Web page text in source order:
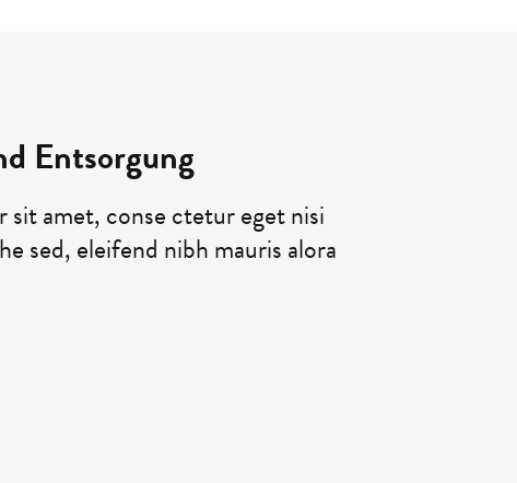
Entsorgung
sit amet, conse ctetur eget nisi
sed, eleifend nibh mauris alora